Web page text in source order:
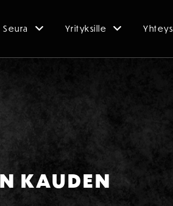
Seura Yrityksille Yhteys
KAUDEN